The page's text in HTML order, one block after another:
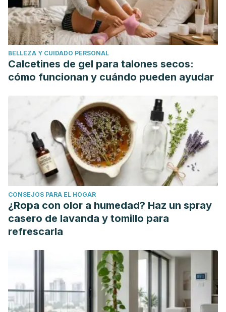
BELLEZA Y CUIDADO PERSONAL
Calcetines de gel para talones secos:
cómo funcionan y cuándo pueden ayudar
CONSEJOS PARA EL HOGAR
¿Ropa con olor a humedad? Haz un spray
casero de lavanda y tomillo para
refrescarla